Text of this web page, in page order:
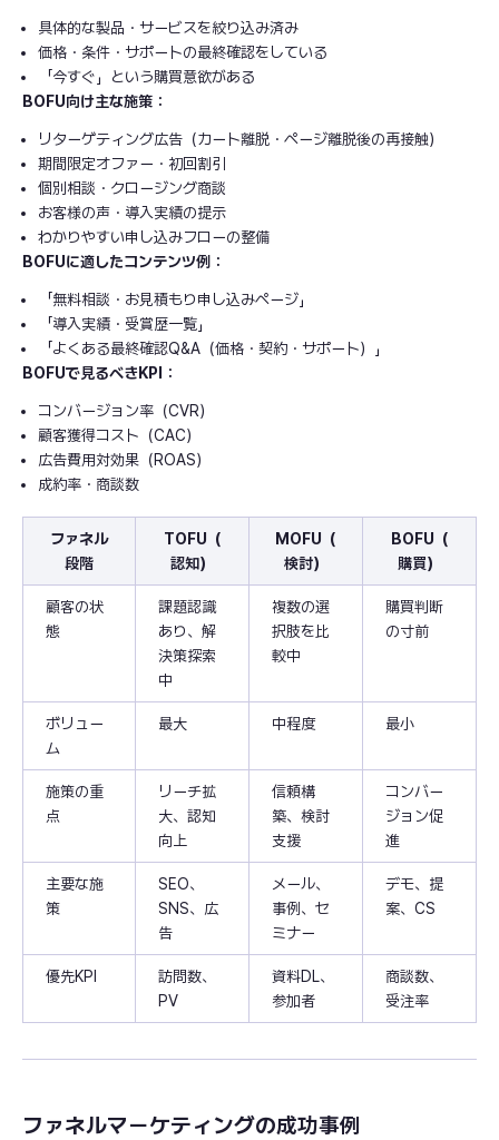
具体的な製品・サービスを絞り込み済み
価格・条件・サポートの最終確認をしている
「今すぐ」という購買意欲がある
BOFU向け主な施策：
リターゲティング広告（カート離脱・ページ離脱後の再接触）
期間限定オファー・初回割引
個別相談・クロージング商談
お客様の声・導入実績の提示
わかりやすい申し込みフローの整備
BOFUに適したコンテンツ例：
「無料相談・お見積もり申し込みページ」
「導入実績・受賞歴一覧」
「よくある最終確認Q&A（価格・契約・サポート）」
BOFUで見るべきKPI：
コンバージョン率（CVR）
顧客獲得コスト（CAC）
広告費用対効果（ROAS）
成約率・商談数
ファネル
段階
TOFU（
認知）
MOFU（
検討）
BOFU（
購買）
顧客の状
態
課題認識
あり、解
決策探索
中
複数の選
択肢を比
較中
購買判断
の寸前
ボリュー
ム
最大 中程度 最小
施策の重
点
リーチ拡
大、認知
向上
信頼構
築、検討
支援
コンバー
ジョン促
進
主要な施
策
SEO、
SNS、広
告
メール、
事例、セ
ミナー
デモ、提
案、CS
優先KPI
訪問数、
PV
資料DL、
参加者
商談数、
受注率
ファネルマーケティングの成功事例